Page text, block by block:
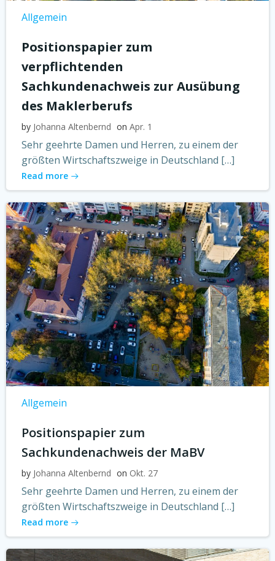
Allgemein
Positionspapier zum
verpflichtenden
Sachkundenachweis zur Ausübung
des Maklerberufs
by Johanna Altenbernd on Apr. 1
Sehr geehrte Damen und Herren, zu einem der
größten Wirtschaftszweige in Deutschland […]
Read more
Allgemein
Positionspapier zum
Sachkundenachweis der MaBV
by Johanna Altenbernd on Okt. 27
Sehr geehrte Damen und Herren, zu einem der
größten Wirtschaftszweige in Deutschland […]
Read more